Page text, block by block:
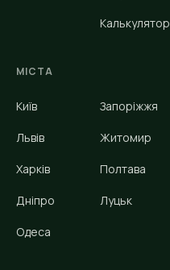
Калькулятор
МІСТА
Київ
Львів
Харків
Дніпро
Одеса
Запоріжжя
Житомир
Полтава
Луцьк